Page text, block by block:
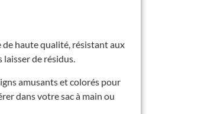
haute qualité, résistant aux
de résidus.
amusants et colorés pour
dans votre sac à main ou